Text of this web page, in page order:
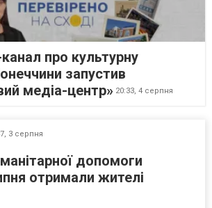
про культурну
запустив
медіа-центр» 20:33, 4 серпня
3 серпня
допомоги
отримали жителі